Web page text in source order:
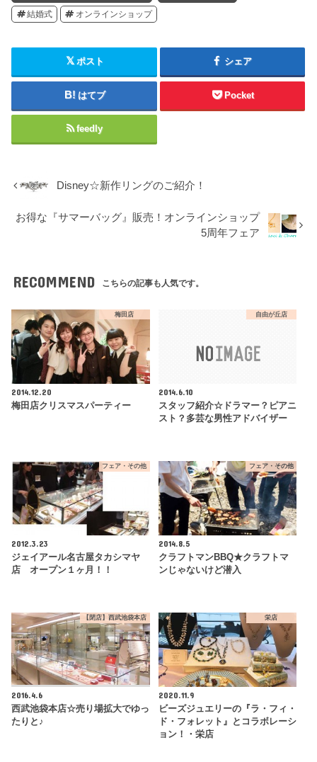
結婚式 オンラインショップ
ポスト シェア
はてブ Pocket
feedly
Disney☆新作リングのご紹介！
お得な『サマーバッグ』販売！オンラインショップ
5周年フェア
RECOMMEND こちらの記事も人気です。
梅田店
2014.12.20
梅田店クリスマスパーティー
自由が丘店
2014.6.10
スタッフ紹介☆ドラマー？ピアニ
スト？多芸な男性アドバイザー
フェア・その他
2012.3.23
ジェイアール名古屋タカシマヤ
店 オープン１ヶ月！！
フェア・その他
2014.8.5
クラフトマンBBQ★クラフトマ
ンじゃないけど潜入
【閉店】西武池袋本店
2016.4.6
西武池袋本店☆売り場拡大でゆっ
たりと♪
栄店
2020.11.9
ビーズジュエリーの『ラ・フィ・
ド・フォレット』とコラボレーシ
ョン！・栄店